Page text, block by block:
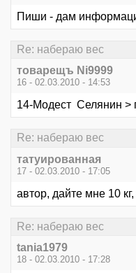
Пиши - дам
Re: набераю вес
товарещъ Ni9999
16 - 02.03.2010 - 14:53
14-Модест Селянин >
Re: набераю вес
татуированная
17 - 02.03.2010 - 17:05
автор, дайте мне 10
Re: набераю вес
tania1979
18 - 02.03.2010 - 17:28